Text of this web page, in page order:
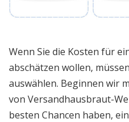
Wenn Sie die Kosten für
abschätzen wollen,
auswählen. Beginnen wir
von Versandhausbraut-
besten Chancen haben,